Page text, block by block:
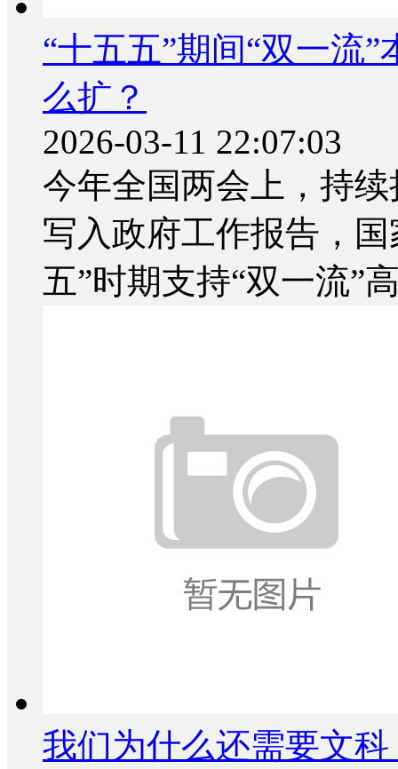
“十五五”期间“双一流
么扩？
2026-03-11 22:07:03
今年全国两会上，持
写入政府工作报告，
五”时期支持“双一流”
我们为什么还需要文科